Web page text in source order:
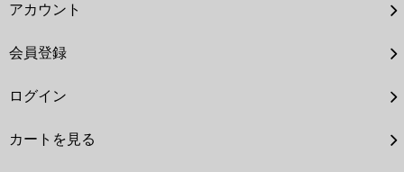
アカウント
会員登録
ログイン
カートを見る